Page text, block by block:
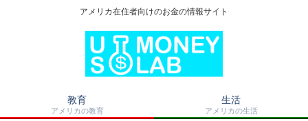
アメリカ在住者向けのお金の情報サイト
教育
アメリカの教育
生活
アメリカの生活